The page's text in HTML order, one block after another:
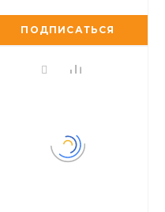
ПОДПИСАТЬСЯ